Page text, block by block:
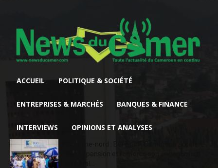
ACCUEIL POLITIQUE & SOCIÉTÉ
ENTREPRISES & MARCHÉS BANQUES & FINANCE
INTERVIEWS OPINIONS ET ANALYSES